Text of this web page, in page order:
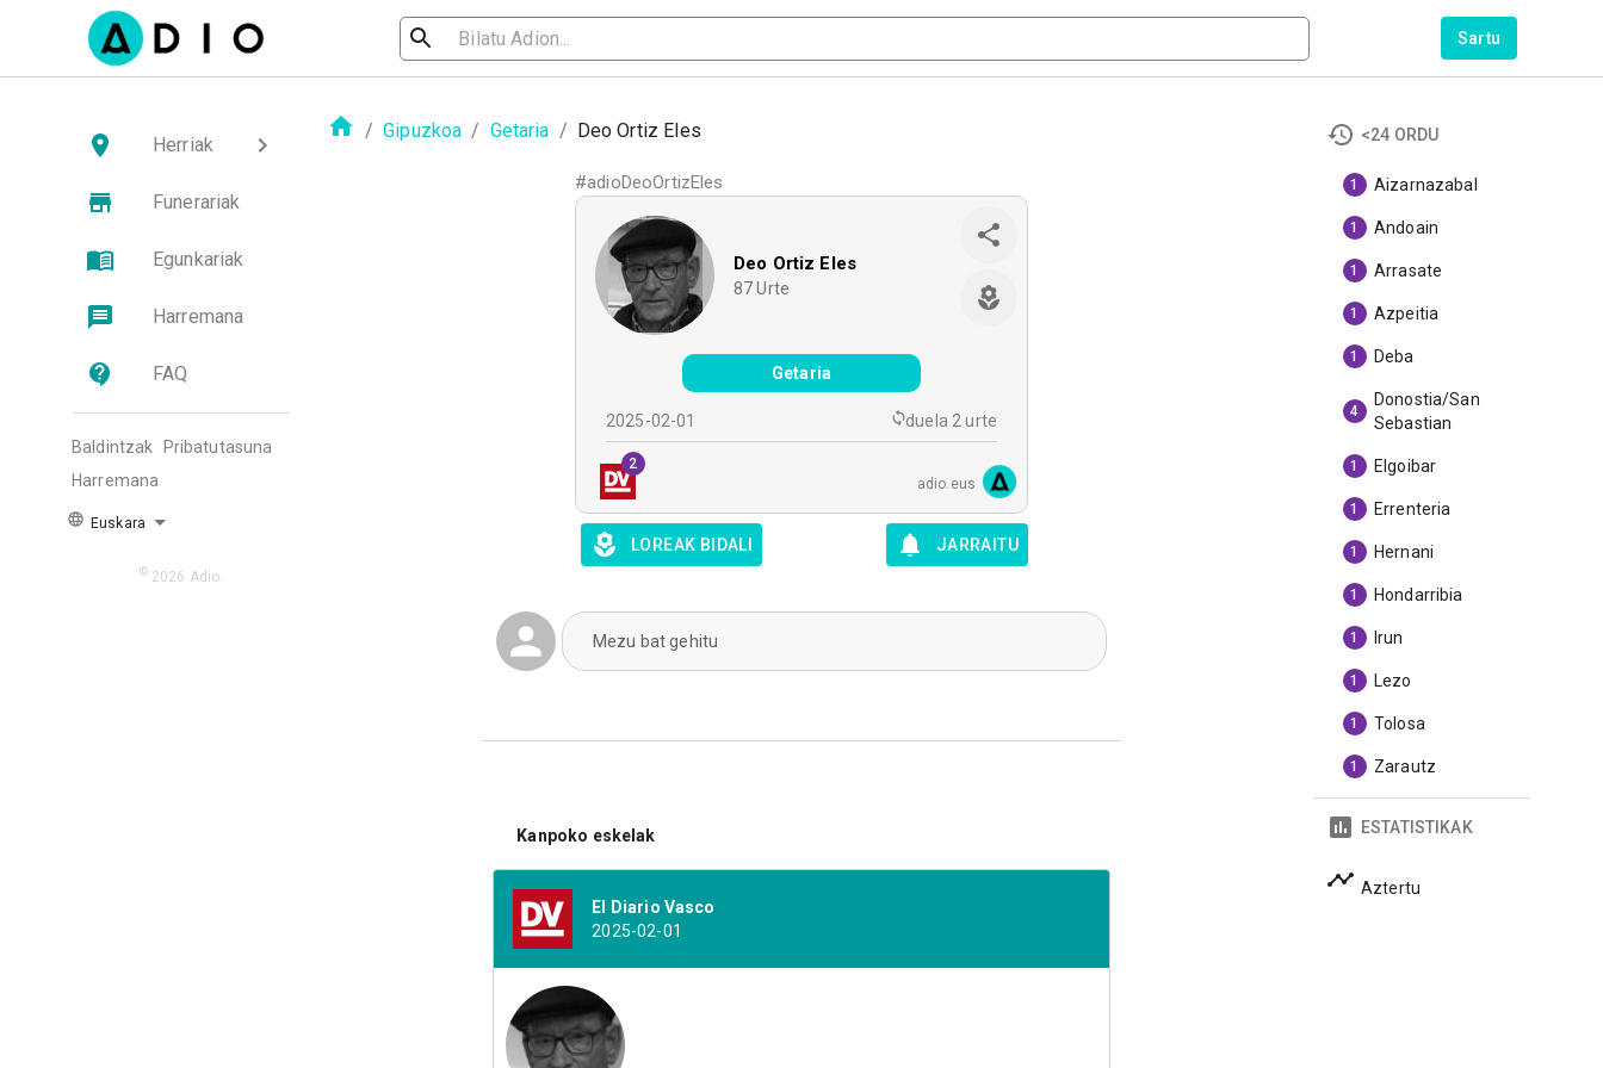
Sartu
Herriak
Funerariak
Egunkariak
Harremana
FAQ
Baldintzak
Pribatutasuna
Harremana
Euskara
© 2026 Adio.
/ Gipuzkoa / Getaria / Deo Ortiz Eles
#adioDeoOrtizEles
Deo Ortiz Eles
87 Urte
Getaria
2025-02-01 duela 2 urte
2
adio.eus
LOREAK BIDALI JARRAITU
Mezu bat gehitu
Kanpoko eskelak
El Diario Vasco
2025-02-01
<24 ORDU
1 Aizarnazabal
1 Andoain
1 Arrasate
1 Azpeitia
1 Deba
4
Donostia/San
Sebastian
1 Elgoibar
1 Errenteria
1 Hernani
1 Hondarribia
1 Irun
1 Lezo
1 Tolosa
1 Zarautz
ESTATISTIKAK
Aztertu